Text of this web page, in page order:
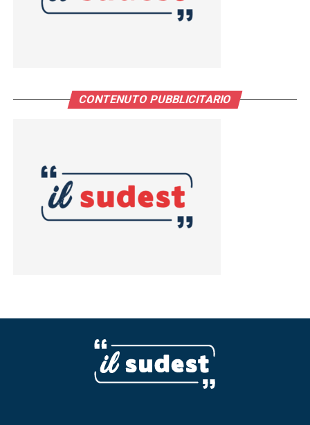
CONTENUTO PUBBLICITARIO